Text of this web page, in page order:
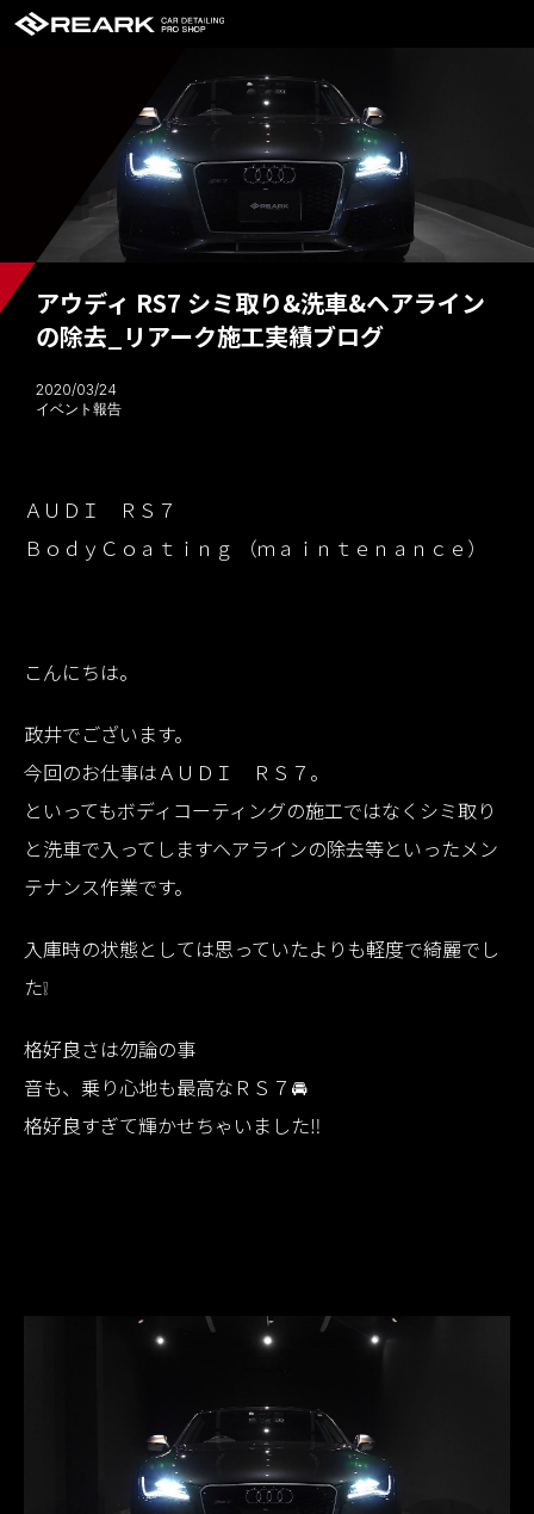
アウディ RS7 シミ取り&洗車&ヘアライン
の除去_リアーク施工実績ブログ
2020/03/24
イベント報告
ＡＵＤＩ ＲＳ７
ＢｏｄｙＣｏａｔｉｎｇ （ｍａｉｎｔｅｎａｎｃｅ）
こんにちは。
政井でございます。
今回のお仕事はＡＵＤＩ ＲＳ７。
といってもボディコーティングの施工ではなくシミ取り
と洗車で入ってしますヘアラインの除去等といったメン
テナンス作業です。
入庫時の状態としては思っていたよりも軽度で綺麗でし
た❕
格好良さは勿論の事
音も、乗り心地も最高なＲＳ７🚘
格好良すぎて輝かせちゃいました‼